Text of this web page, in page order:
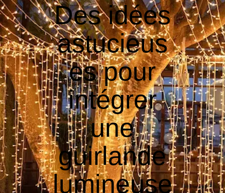
Des idées
astucieus
es pour
intégrer
une
guirlande
lumineuse